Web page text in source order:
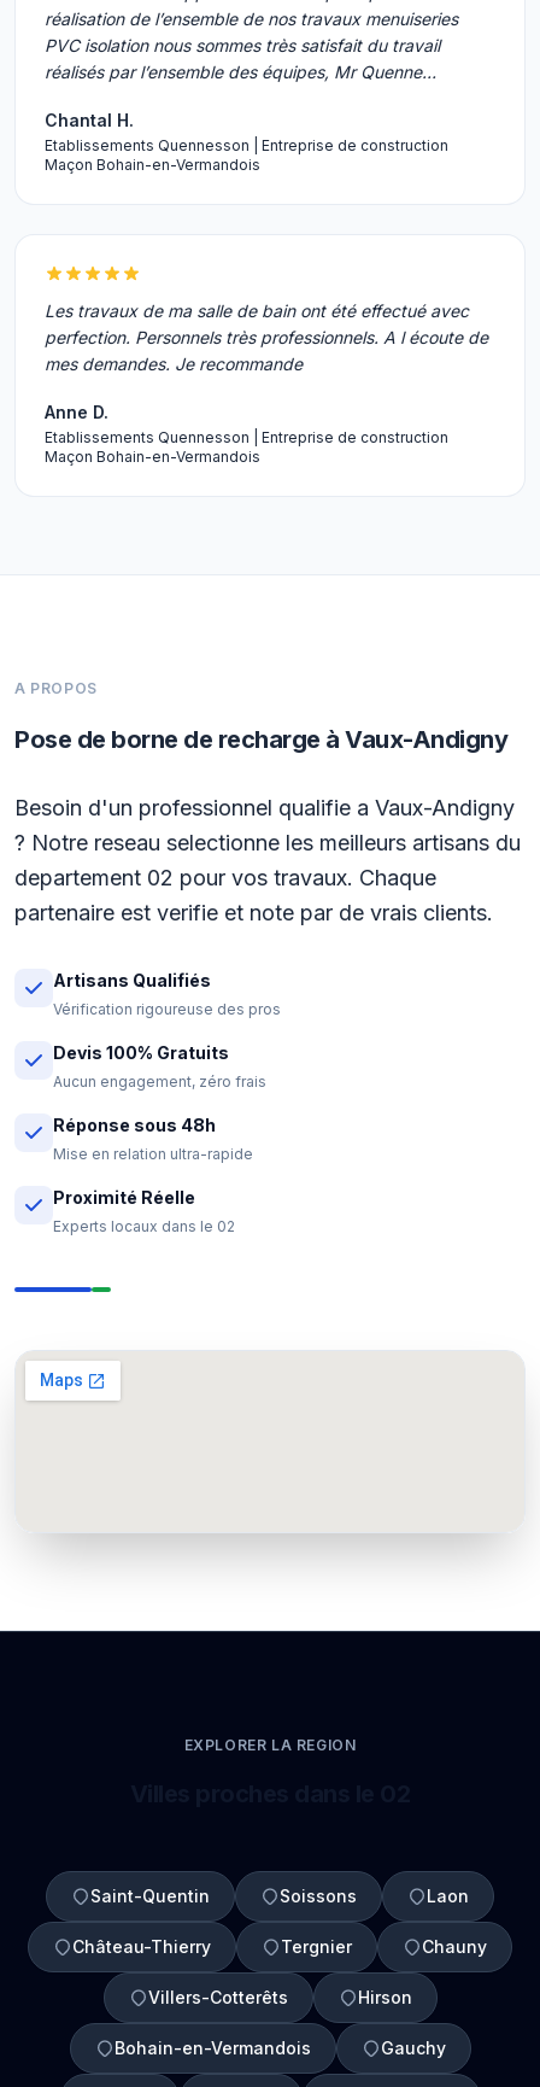
réalisation de l’ensemble de nos travaux menuiseries
PVC isolation nous sommes très satisfait du travail
réalisés par l’ensemble des équipes, Mr Quenne…
Chantal H.
Etablissements Quennesson | Entreprise de construction
Maçon Bohain-en-Vermandois
Les travaux de ma salle de bain ont été effectué avec
perfection. Personnels très professionnels. A l écoute de
mes demandes. Je recommande
Anne D.
Etablissements Quennesson | Entreprise de construction
Maçon Bohain-en-Vermandois
A PROPOS
Pose de borne de recharge à Vaux-Andigny
Besoin d'un professionnel qualifie a Vaux-Andigny
? Notre reseau selectionne les meilleurs artisans du
departement 02 pour vos travaux. Chaque
partenaire est verifie et note par de vrais clients.
Artisans Qualifiés
Vérification rigoureuse des pros
Devis 100% Gratuits
Aucun engagement, zéro frais
Réponse sous 48h
Mise en relation ultra-rapide
Proximité Réelle
Experts locaux dans le 02
EXPLORER LA REGION
Saint-Quentin Soissons Laon
Château-Thierry Tergnier Chauny
Villers-Cotterêts Hirson
Bohain-en-Vermandois Gauchy